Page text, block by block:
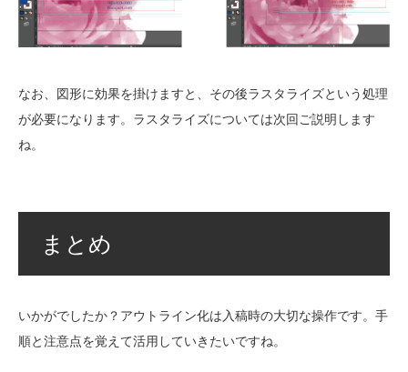
なお、図形に効果を掛けますと、その後ラスタライズという処理
が必要になります。ラスタライズについては次回ご説明します
ね。
まとめ
いかがでしたか？アウトライン化は入稿時の大切な操作です。手
順と注意点を覚えて活用していきたいですね。